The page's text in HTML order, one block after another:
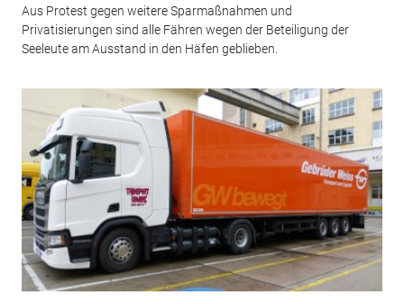
Aus Protest gegen weitere Sparmaßnahmen und
Privatisierungen sind alle Fähren wegen der Beteiligung der
Seeleute am Ausstand in den Häfen geblieben.